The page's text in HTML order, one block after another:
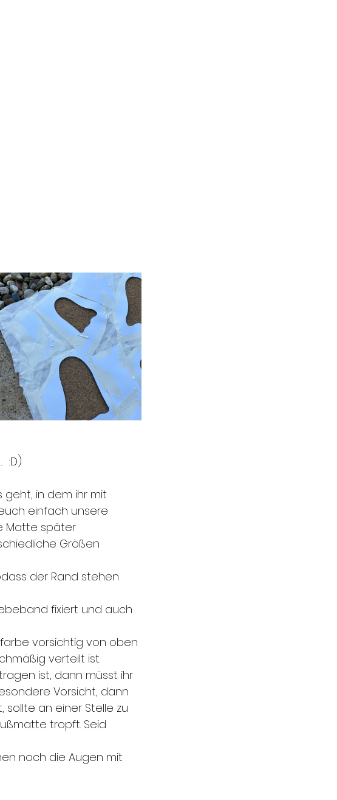
:D)
geht, in dem ihr mit
einfach unsere
Matte später
Größen
der Rand stehen
fixiert und auch
vorsichtig von oben
verteilt ist.
ist, dann müsst ihr
Vorsicht, dann
an einer Stelle zu
tropft. Seid
noch die Augen mit